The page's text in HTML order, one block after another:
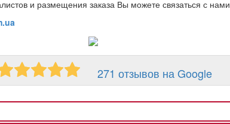
и размещения заказа Вы можете связаться с нами
271 отзывов на Google